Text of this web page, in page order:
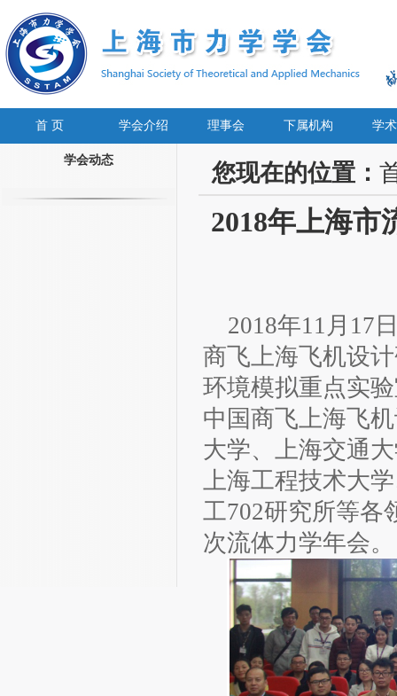
首 页 学会介绍 理事会 下属机构 学
学会动态 您现在的位置：
2018年上海市
2018年11月17
商飞上海飞机设
环境模拟重点实
中国商飞上海飞
大学、上海交通
上海工程技术大
工702研究所等各
次流体力学年会。